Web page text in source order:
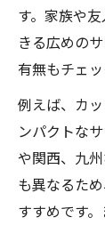
す。家族や
きる広めの
有無もチェ
例えば、カ
ンパクトな
や関西、九
も異なるた
すすめです